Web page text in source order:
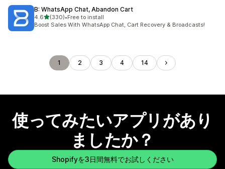
B: WhatsApp Chat, Abandon Cart
4.65つ星中
(330)
合計レビュー数：330件
•Free to install
Boost Sales With WhatsApp Chat, Cart Recovery & Broadcasts!
1 2 3 4 14
使ってみたいアプリがあり
ましたか？
Shopifyを3日間無料でお試しください